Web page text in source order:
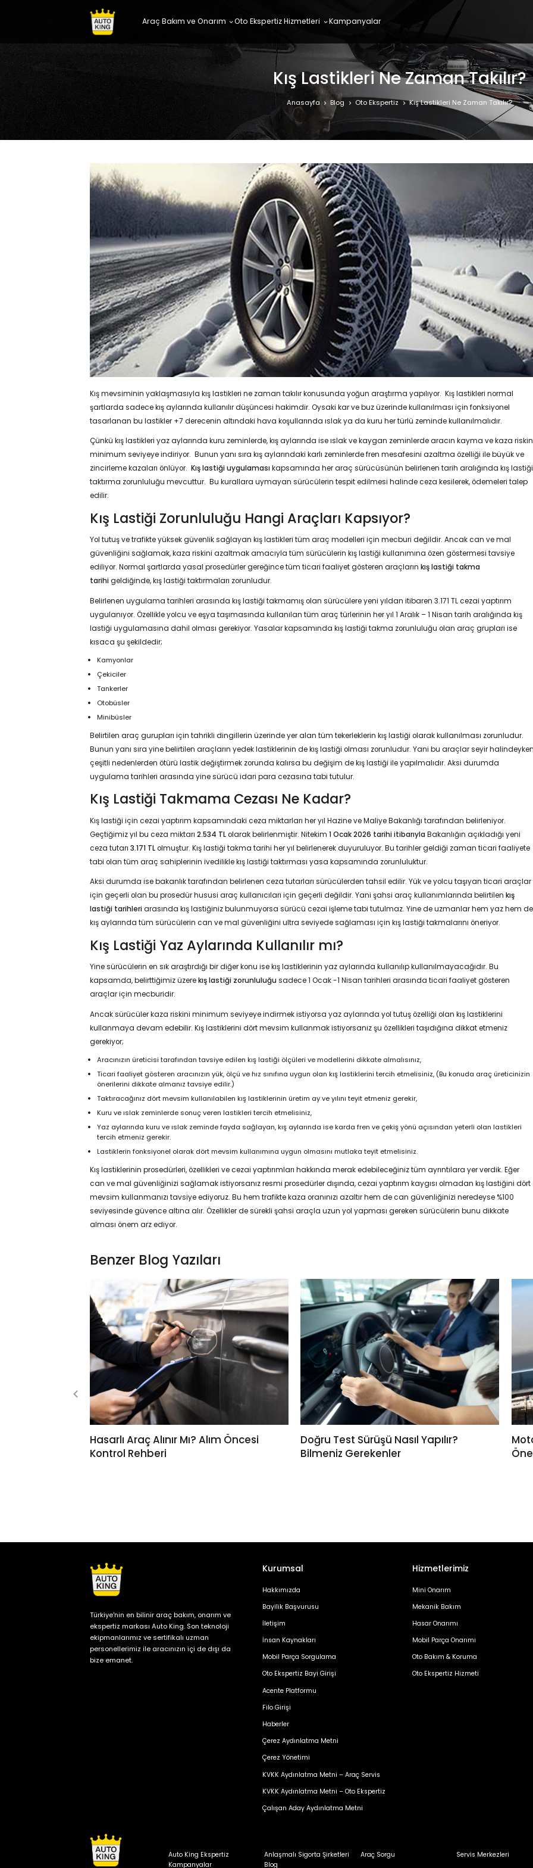
Araç Bakım ve Onarım Oto Ekspertiz Hizmetleri Kampanyalar
Kış Lastikleri Ne Zaman Takılır?
Anasayfa Blog Oto Ekspertiz Kış Lastikleri Ne Zaman Takılır?
Kış mevsiminin yaklaşmasıyla kış lastikleri ne zaman takılır konusunda yoğun araştırma yapılıyor. Kış lastikleri normal
şartlarda sadece kış aylarında kullanılır düşüncesi hakimdir. Oysaki kar ve buz üzerinde kullanılması için fonksiyonel
tasarlanan bu lastikler +7 derecenin altındaki hava koşullarında ıslak ya da kuru her türlü zeminde kullanılmalıdır.
Çünkü kış lastikleri yaz aylarında kuru zeminlerde, kış aylarında ise ıslak ve kaygan zeminlerde aracın kayma ve kaza
minimum seviyeye indiriyor. Bunun yanı sıra kış aylarındaki karlı zeminlerde fren mesafesini azaltma özelliği ile büyük ve
zincirleme kazaları önlüyor. Kış lastiği uygulaması kapsamında her araç sürücüsünün belirlenen tarih aralığında kış lastiği
taktırma zorunluluğu mevcuttur. Bu kurallara uymayan sürücülerin tespit edilmesi halinde ceza kesilerek, ödemeleri talep
edilir.
Kış Lastiği Zorunluluğu Hangi Araçları Kapsıyor?
Yol tutuş ve trafikte yüksek güvenlik sağlayan kış lastikleri tüm araç modelleri için mecburi değildir. Ancak can ve mal
güvenliğini sağlamak, kaza riskini azaltmak amacıyla tüm sürücülerin kış lastiği kullanımına özen göstermesi tavsiye
ediliyor. Normal şartlarda yasal prosedürler gereğince tüm ticari faaliyet gösteren araçların kış lastiği takma
tarihi geldiğinde, kış lastiği taktırmaları zorunludur.
Belirlenen uygulama tarihleri arasında kış lastiği takmamış olan sürücülere yeni yıldan itibaren 3.171 TL cezai yaptırım
uygulanıyor. Özellikle yolcu ve eşya taşımasında kullanılan tüm araç türlerinin her yıl 1 Aralık – 1 Nisan tarih aralığında kış
lastiği uygulamasına dahil olması gerekiyor. Yasalar kapsamında kış lastiği takma zorunluluğu olan araç grupları ise
kısaca şu şekildedir;
Kamyonlar
Çekiciler
Tankerler
Otobüsler
Minibüsler
Belirtilen araç gurupları için tahrikli dingillerin üzerinde yer alan tüm tekerleklerin kış lastiği olarak kullanılması zorunludur.
Bunun yanı sıra yine belirtilen araçların yedek lastiklerinin de kış lastiği olması zorunludur. Yani bu araçlar seyir
çeşitli nedenlerden ötürü lastik değiştirmek zorunda kalırsa bu değişim de kış lastiği ile yapılmalıdır. Aksi durumda
uygulama tarihleri arasında yine sürücü idari para cezasına tabi tutulur.
Kış Lastiği Takmama Cezası Ne Kadar?
Kış lastiği için cezai yaptırım kapsamındaki ceza miktarları her yıl Hazine ve Maliye Bakanlığı tarafından belirleniyor.
Geçtiğimiz yıl bu ceza miktarı 2.534 TLolarak belirlenmiştir. Nitekim 1 Ocak 2026 tarihi itibarıyla Bakanlığın açıkladığı yeni
ceza tutarı 3.171 TLolmuştur. Kış lastiği takma tarihi her yıl belirlenerek duyuruluyor. Bu tarihler geldiği zaman ticari faaliyete
tabi olan tüm araç sahiplerinin ivedilikle kış lastiği taktırması yasa kapsamında zorunluluktur.
Aksi durumda ise bakanlık tarafından belirlenen ceza tutarları sürücülerden tahsil edilir. Yük ve yolcu taşıyan ticari araçlar
için geçerli olan bu prosedür hususi araç kullanıcıları için geçerli değildir. Yani şahsi araç kullanımlarında belirtilen kış
lastiği tarihleri arasında kış lastiğiniz bulunmuyorsa sürücü cezai işleme tabi tutulmaz. Yine de uzmanlar hem yaz hem de
kış aylarında tüm sürücülerin can ve mal güvenliğini ultra seviyede sağlaması için kış lastiği takmalarını öneriyor.
Kış Lastiği Yaz Aylarında Kullanılır mı?
Yine sürücülerin en sık araştırdığı bir diğer konu ise kış lastiklerinin yaz aylarında kullanılıp kullanılmayacağıdır. Bu
kapsamda, belirttiğimiz üzerekış lastiği zorunluluğu sadece 1 Ocak -1 Nisan tarihleri arasında ticari faaliyet gösteren
araçlar için mecburidir.
Ancak sürücüler kaza riskini minimum seviyeye indirmek istiyorsa yaz aylarında yol tutuş özelliği olan kış lastiklerini
kullanmaya devam edebilir. Kış lastiklerini dört mevsim kullanmak istiyorsanız şu özellikleri taşıdığına dikkat etmeniz
gerekiyor;
Aracınızın üreticisi tarafından tavsiye edilen kış lastiği ölçüleri ve modellerini dikkate almalısınız,
Ticari faaliyet gösteren aracınızın yük, ölçü ve hız sınıfına uygun olan kış lastiklerini tercih etmelisiniz, (Bu konuda araç üreticinizin
önerilerini dikkate almanız tavsiye edilir.)
Taktıracağınız dört mevsim kullanılabilen kış lastiklerinin üretim ay ve yılını teyit etmeniz gerekir,
Kuru ve ıslak zeminlerde sonuç veren lastikleri tercih etmelisiniz,
Yaz aylarında kuru ve ıslak zeminde fayda sağlayan, kış aylarında ise karda fren ve çekiş yönü açısından yeterli olan lastikleri
tercih etmeniz gerekir.
Lastiklerin fonksiyonel olarak dört mevsim kullanımına uygun olmasını mutlaka teyit etmelisiniz.
Kış lastiklerinin prosedürleri, özellikleri ve cezai yaptırımları hakkında merak edebileceğiniz tüm ayrıntılara yer verdik. Eğer
can ve mal güvenliğinizi sağlamak istiyorsanız resmi prosedürler dışında, cezai yaptırım kaygısı olmadan kış lastiğini dört
mevsim kullanmanızı tavsiye ediyoruz. Bu hem trafikte kaza oranınızı azaltır hem de can güvenliğinizi neredeyse %100
seviyesinde güvence altına alır. Özellikler de sürekli şahsi araçla uzun yol yapması gereken sürücülerin bunu dikkate
alması önem arz ediyor.
Benzer Blog Yazıları
Hasarlı Araç Alınır Mı? Alım Öncesi
Kontrol Rehberi
Doğru Test Sürüşü Nasıl Yapılır?
Bilmeniz Gerekenler
Türkiye'nin en bilinir araç bakım, onarım ve
ekspertiz markası Auto King. Son teknoloji
ekipmanlarımız ve sertifikalı uzman
personellerimiz ile aracınızın içi de dışı da
bize emanet.
Kurumsal
Hakkımızda
Bayilik Başvurusu
İletişim
İnsan Kaynakları
Mobil Parça Sorgulama
Oto Ekspertiz Bayi Girişi
Acente Platformu
Filo Girişi
Haberler
Çerez Aydınlatma Metni
Çerez Yönetimi
KVKK Aydınlatma Metni – Araç Servis
KVKK Aydınlatma Metni – Oto Ekspertiz
Çalışan Aday Aydınlatma Metni
Hizmetlerimiz
Mini Onarım
Mekanik Bakım
Hasar Onarımı
Mobil Parça Onarımı
Oto Bakım & Koruma
Oto Ekspertiz Hizmeti
Auto King Ekspertiz Anlaşmalı Sigorta Şirketleri Araç Sorgu
Servis Merkezleri
Kampanyalar
Blog